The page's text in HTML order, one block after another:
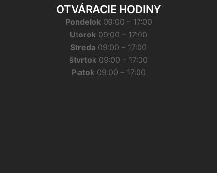
OTVÁRACIE HODINY
Pondelok 09:00 – 17:00
Utorok 09:00 – 17:00
Streda 09:00 – 17:00
štvrtok 09:00 – 17:00
Piatok 09:00 – 17:00